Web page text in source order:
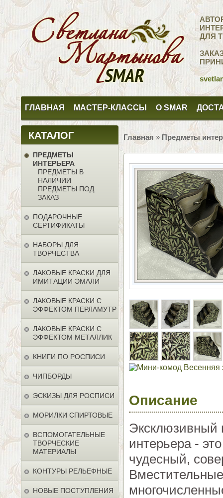
ДЛЯ
ГЛАВНАЯ МАСТЕР-КЛАССЫ О SMAR
КАТАЛОГ
ПРЕДМЕТЫ
ИНТЕРЬЕРА
ПРЕДМЕТЫ В
НАЛИЧИИ
ПРЕДМЕТЫ ПОД
ЗАКАЗ
ПОДАРОЧНЫЕ
СЕРТИФИКАТЫ
НАБОРЫ ДЛЯ
ТВОРЧЕСТВА
ЛАКОВЫЕ КРАСКИ ДЛЯ
ИМИТАЦИИ ЭМАЛИ
ЛАКОВЫЕ КРАСКИ С
ЭФФЕКТОМ ПЕРЛАМУТР
ЛАКОВЫЕ КРАСКИ С
ЭФФЕКТОМ МЕТАЛЛИК
КНИГИ ПО РОСПИСИ
ЧИПБОРДЫ
ЭСКИЗЫ ДЛЯ РОСПИСИ
МОРИЛКИ СПИРТОВЫЕ
ВСПОМОГАТЕЛЬНЫЕ
ТВОРЧЕСКИЕ
МАТЕРИАЛЫ
КОНТУРЫ РЕЛЬЕФНЫЕ
НОВЫЕ ПОСТУПЛЕНИЯ
Главная » Предметы
Описание
Эксклюзивный
интерьера -
чудесный,